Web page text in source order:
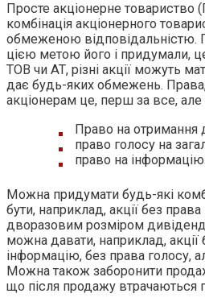
Просте акціонерне товариство
комбінація акціонерного
обмеженою відповідальністю.
цією метою його і придумали,
ТОВ чи АТ, різні акції можуть
дає будь-яких обмежень.
акціонерам це, перш за все, але
Право на отримання
право голосу на
право на інформацію.
Можна придумати будь-які
бути, наприклад, акції без права
дворазовим розміром
можна давати, наприклад, акції
інформацію, без права голосу,
Можна також заборонити
що після продажу втрачаються